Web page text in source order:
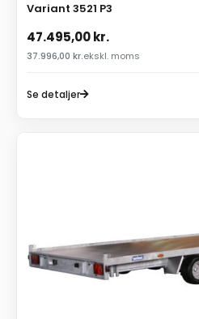
Variant 3521 P3
47.495,00kr.
37.996,00 kr.ekskl. moms
Se detaljer